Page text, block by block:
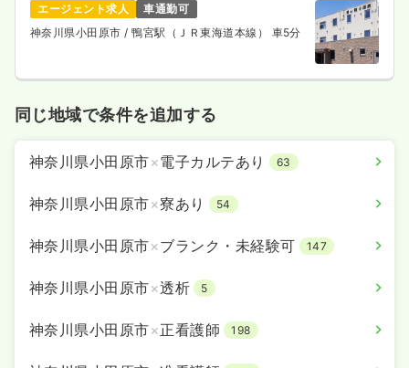
日祝休み
担当業務未経験可
第二新卒可
時給1,800円以上可
透析 正・准看護師 一般病院
日勤のみ（常勤）
※一例
年間休日120日
ブランク可 月給30万円以上可
気になる 詳細を見る
エージェント求人
車通勤可
神奈川県小田原市/ 鴨宮駅（ＪＲ東海道本線） 車5分
同じ地域で条件を追加する
神奈川県小田原市×電子カルテあり 63
神奈川県小田原市×寮あり 54
神奈川県小田原市×ブランク・未経験可 147
神奈川県小田原市×透析 5
神奈川県小田原市×正看護師 198